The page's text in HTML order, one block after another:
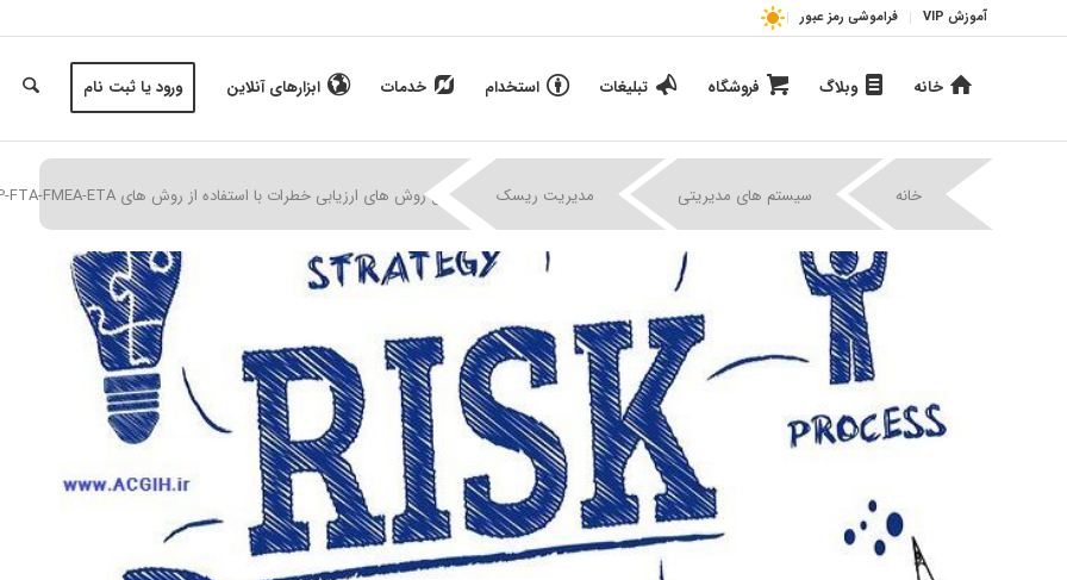
آموزش VIP فراموشی رمز عبور
خانه وبلاگ فروشگاه تبلیغات استخدام خدمات ابزارهای آنلاین ورود یا ثبت نام
خانه سیستم های مدیریتی | مدیریت ریسک بررسی روش های ارزیابی خطرات با استفاده از روش های HAZOP-FTA-FMEA-ETA